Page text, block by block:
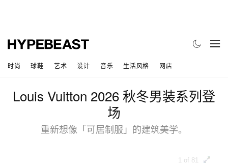
时尚 球鞋 艺术 设计 音乐 生活风格 网店
Louis Vuitton 2026 秋冬男装系列登
场
重新想像「可居制服」的建筑美学。
1 of 81